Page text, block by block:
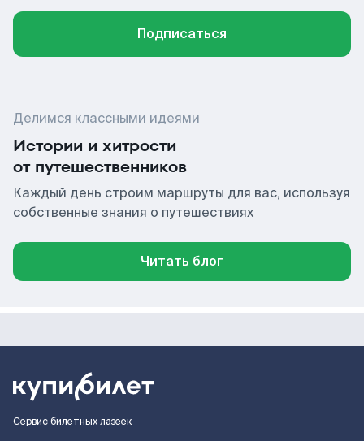
Подписаться
Делимся классными идеями
Истории и хитрости
от путешественников
Каждый день строим маршруты для вас, используя
собственные знания о путешествиях
Читать блог
Сервис билетных лазеек